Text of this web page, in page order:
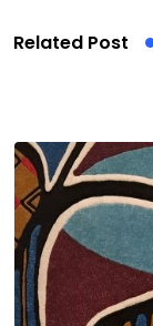
Related Post